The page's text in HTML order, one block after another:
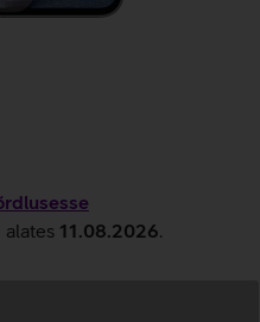
alates 11.08.2026